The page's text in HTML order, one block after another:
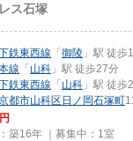
ス石塚
鉄東西線 「 御陵 」駅 徒歩
線 「 山科 」駅 徒歩27分
鉄東西線 「 山科 」駅 徒歩
都市山科区 日ノ岡石塚町
築16年 ｜募集中： 1室